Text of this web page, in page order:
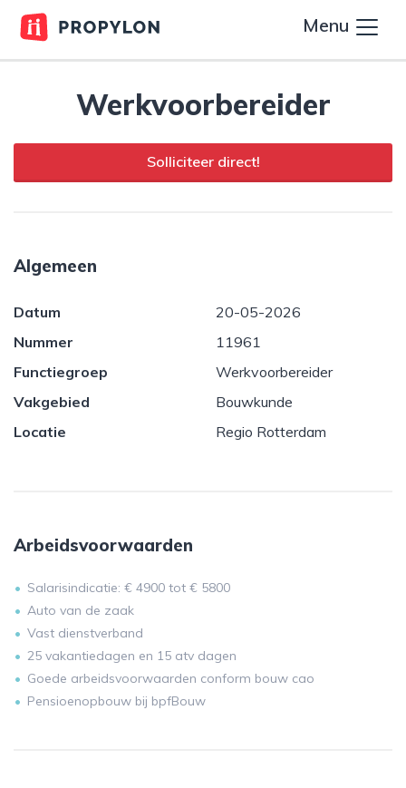
Menu
Werkvoorbereider
Solliciteer direct!
Algemeen
Datum
20-05-2026
Nummer
11961
Functiegroep
Werkvoorbereider
Vakgebied
Bouwkunde
Locatie
Regio Rotterdam
Arbeidsvoorwaarden
Salarisindicatie: € 4900 tot € 5800
Auto van de zaak
Vast dienstverband
25 vakantiedagen en 15 atv dagen
Goede arbeidsvoorwaarden conform bouw cao
Pensioenopbouw bij bpfBouw